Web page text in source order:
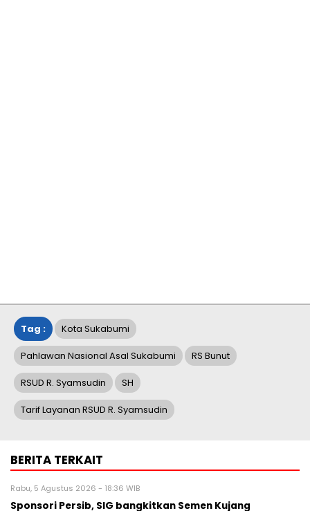
Tag : Kota Sukabumi
Pahlawan Nasional Asal Sukabumi RS Bunut
RSUD R. Syamsudin SH
Tarif Layanan RSUD R. Syamsudin
BERITA TERKAIT
Rabu, 5 Agustus 2026 - 18:36 WIB
Sponsori Persib, SIG bangkitkan Semen Kujang